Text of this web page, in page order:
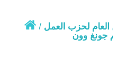
/ العام لحزب العمل
جونغ وون